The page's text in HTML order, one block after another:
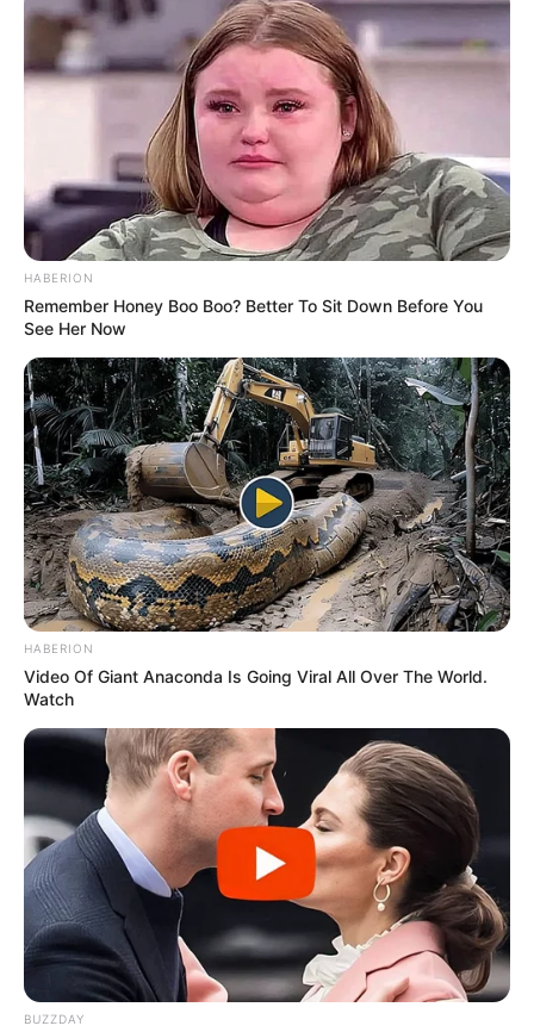
HABERION
Remember Honey Boo Boo? Better To Sit Down Before You
See Her Now
HABERION
Video Of Giant Anaconda Is Going Viral All Over The World.
Watch
BUZZDAY